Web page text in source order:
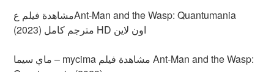
مشاهدة فيلم عAnt-Man and the Wasp: Quantumania
(2023) مترجم كامل HD اون لاين
ماي سيما – mycima مشاهدة فيلم Ant-Man and the Wasp: